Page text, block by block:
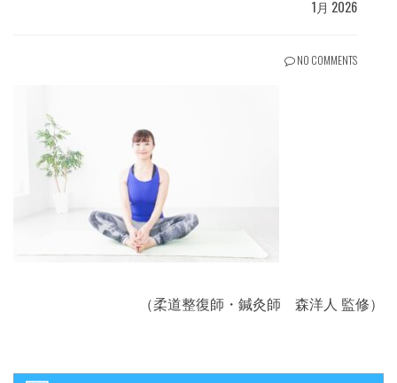
1月 2026
NO COMMENTS
（柔道整復師・鍼灸師 森洋人 監修）